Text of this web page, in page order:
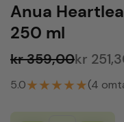
Anua
250 ml
kr 359,00kr
5.0★★★★★(4